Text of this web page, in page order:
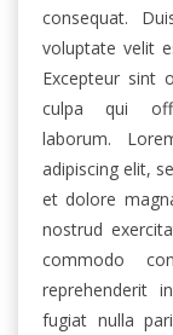
consequat.
voluptate velit
Excepteur sint
culpa qui
laborum.
adipiscing elit,
et dolore
nostrud
commodo
reprehenderit
fugiat nulla